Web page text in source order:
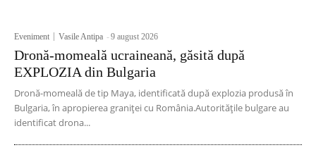
Eveniment Vasile Antipa -9 august 2026
Dronă-momeală ucraineană, găsită după
EXPLOZIA din Bulgaria
Dronă-momeală de tip Maya, identificată după explozia produsă în
Bulgaria, în apropierea graniței cu România.Autoritățile bulgare au
identificat drona...